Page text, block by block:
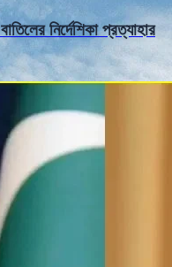
নির্দেশিকা প্রত্যাহার